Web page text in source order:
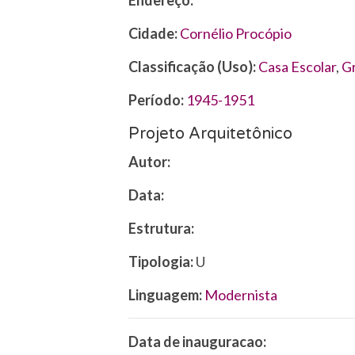
Cidade:Cornélio Procópio
Classificação (Uso):Casa Escolar,
Período: 1945-1951
Projeto Arquitetônico
Autor:
Data:
Estrutura:
Tipologia:U
Linguagem: Modernista
Data de inauguracao: